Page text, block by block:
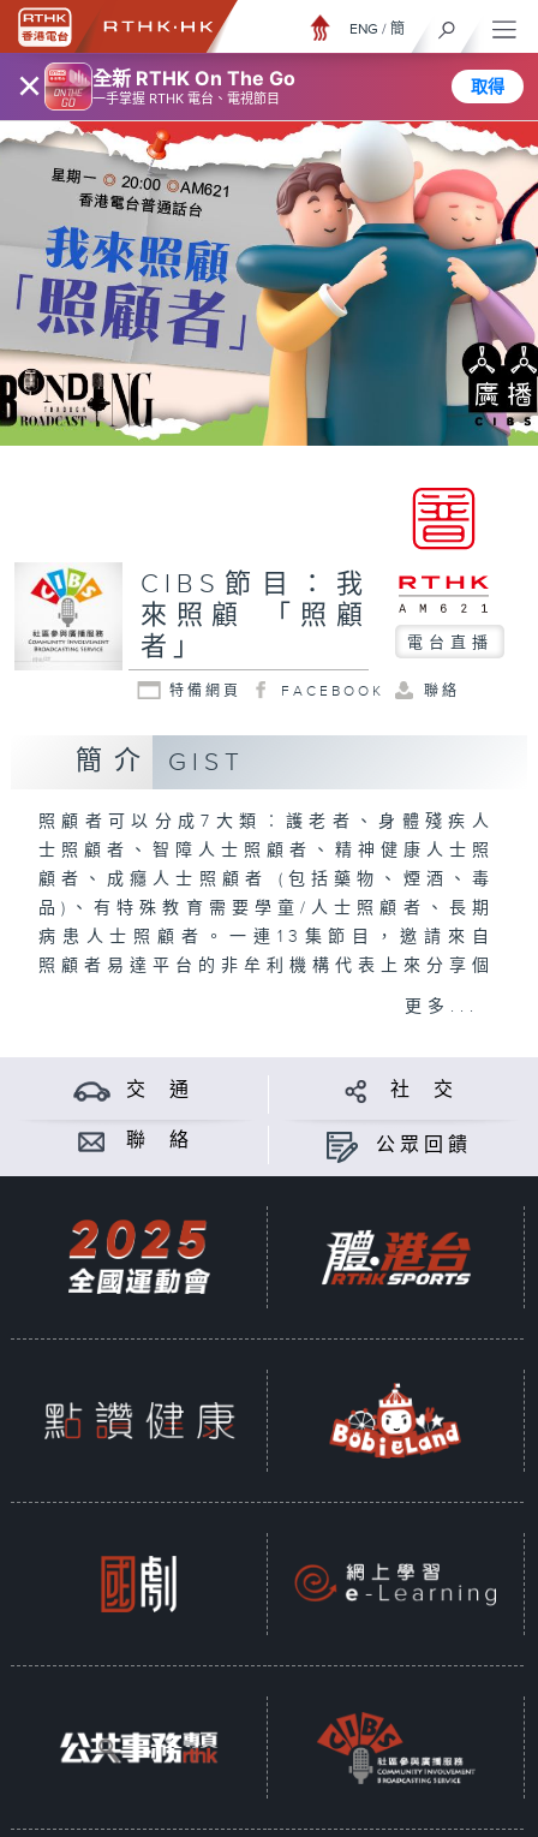
× 全新 RTHK On The Go
一手掌握 RTHK 電台、電視節目
取得
ENG / 簡
CIBS節目：我
來照顧 「照顧
者」
電台直播
特備網頁 FACEBOOK 聯絡
簡介 GIST
照顧者可以分成7大類︰護老者、身體殘疾人
士照顧者、智障人士照顧者、精神健康人士照
顧者、成癮人士照顧者 (包括藥物、煙酒、毒
品)、有特殊教育需要學童/人士照顧者、長期
病患人士照顧者。一連13集節目，邀請來自
照顧者易達平台的非牟利機構代表上來分享個
案和資源，拆解照顧者面對的種種難關，一起
和悅社會企業有限公司製作
意見
更多...
交 通 社 交
聯 絡 公眾回饋